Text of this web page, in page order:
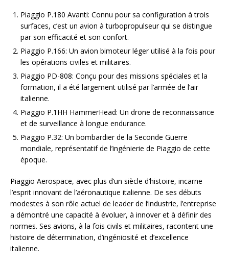
Piaggio P.180 Avanti: Connu pour sa configuration à trois
surfaces, c’est un avion à turbopropulseur qui se distingue
par son efficacité et son confort.
Piaggio P.166: Un avion bimoteur léger utilisé à la fois pour
les opérations civiles et militaires.
Piaggio PD-808: Conçu pour des missions spéciales et la
formation, il a été largement utilisé par l’armée de l’air
italienne.
Piaggio P.1HH HammerHead: Un drone de reconnaissance
et de surveillance à longue endurance.
Piaggio P.32: Un bombardier de la Seconde Guerre
mondiale, représentatif de l’ingénierie de Piaggio de cette
époque.
Piaggio Aerospace, avec plus d’un siècle d’histoire, incarne
l’esprit innovant de l’aéronautique italienne. De ses débuts
modestes à son rôle actuel de leader de l’industrie, l’entreprise
a démontré une capacité à évoluer, à innover et à définir des
normes. Ses avions, à la fois civils et militaires, racontent une
histoire de détermination, d’ingéniosité et d’excellence
italienne.